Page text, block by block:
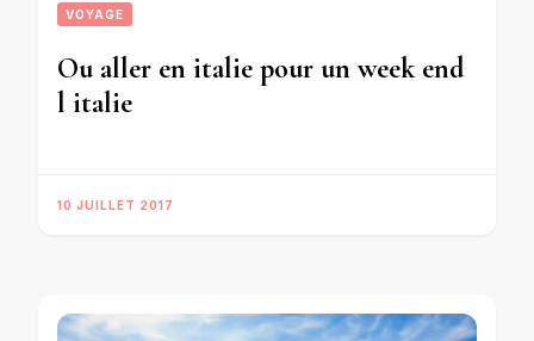
VOYAGE
Ou aller en italie pour un week end
l italie
10 JUILLET 2017